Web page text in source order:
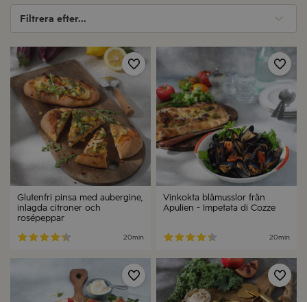
Filtrera efter...
Glutenfri pinsa med aubergine,
inlagda citroner och
rosépeppar
20min
Vinkokta blåmusslor från
Apulien - Impetata di Cozze
20min
Spara